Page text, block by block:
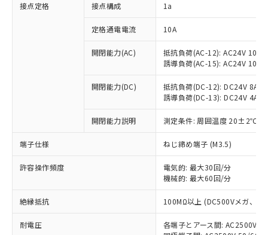
接点定格 接点構成 1a
定格通電電流 10A
開閉能力(AC)
抵抗負荷(AC-12): AC24V 10A/
誘導負荷(AC-15): AC24V
開閉能力(DC)
抵抗負荷(DC-12): DC24V 8A/
誘導負荷(DC-13): DC24V 4A/
開閉能力説明 測定条件: 周囲温度 20±2℃、
端子仕様 ねじ締め端子 (M3.5)
許容操作頻度
電気的: 最大30回/分
機械的: 最大60回/分
絶縁抵抗 100MΩ以上 (DC500Vメガ、点
耐電圧
各端子とアース間: AC2500V
ご利用条件
以下の条件をお読みいただき、同意のうえ
本サービスは、当社制御機器事業取扱
商品の当社在庫状況および標準価格
(税抜)を提供させていただくもので
当社制御機器事業取扱商品の中には、
本サービスの対象外となる商品もある
ことをご了承ください。
在庫状況および標準価格照会結果は、
記載している更新日時点での社内デー
タに基づき作成されるものであり、閲
準価格とは異なる場合があることをご
対応予定：EU RoHS指令（10物質）の非含
有に対応した製品に切り替える予定のある
対応予定なし：EU RoHS指令（10物質）の
非含有に非対応の商品で、対応品を出す予
調査・確認中：EU RoHS指令（10物質）の
非含有の対応状況を調査中または確認中の
非該当品：ライセンス料など無形物で、有
害物質有無と関係のない商品です。
仕入先様の事情により、非含有部品として
いたものが、含有品と判明した場合などや
むを得ず変更することがあります。
*EU RoHS指令（10物質）：
鉛(Pb) 1000ppm以下、 水銀(Hg) 1000ppm以下、 カド
六価クロム(Cr(Ⅵ)) 1000ppm以下、ポリ臭化ビフェニル
「○」：最大均質材料含有率が中国RoHSの
基準値以下であることを示します。
「×」：最大均質材料含有率が中国RoHSの
基準値を超えていることを示します。
「－」：未確認です。当社販売部門へお問
当社は、これら貴社製品のうち、外国
為替および外国貿易法に定める商品
（以下｢規制貨物等」という）を輸出
または国外への提供する場合は、日本
国政府の輸出許可(または役務取引許
可)を取得するなどの必要な手続きを